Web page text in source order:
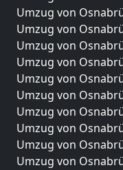
Umzug von
Umzug von
Umzug von
Umzug von
Umzug von
Umzug von
Umzug von
Umzug von
Umzug von
Umzug von